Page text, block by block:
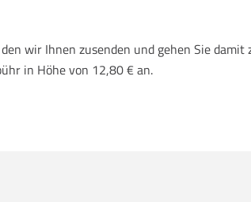
wir Ihnen zusenden und gehen Sie
in Höhe von 12,80 € an.